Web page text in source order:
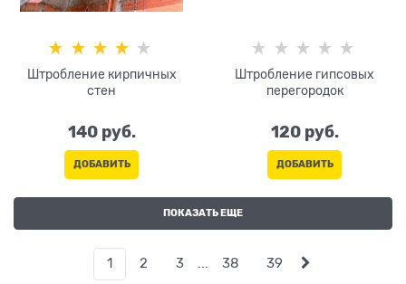
Штробление кирпичных
стен
140 руб.
ДОБАВИТЬ
Штробление гипсовых
перегородок
120 руб.
ДОБАВИТЬ
ПОКАЗАТЬ ЕЩЕ
1 2 3 ... 38 39